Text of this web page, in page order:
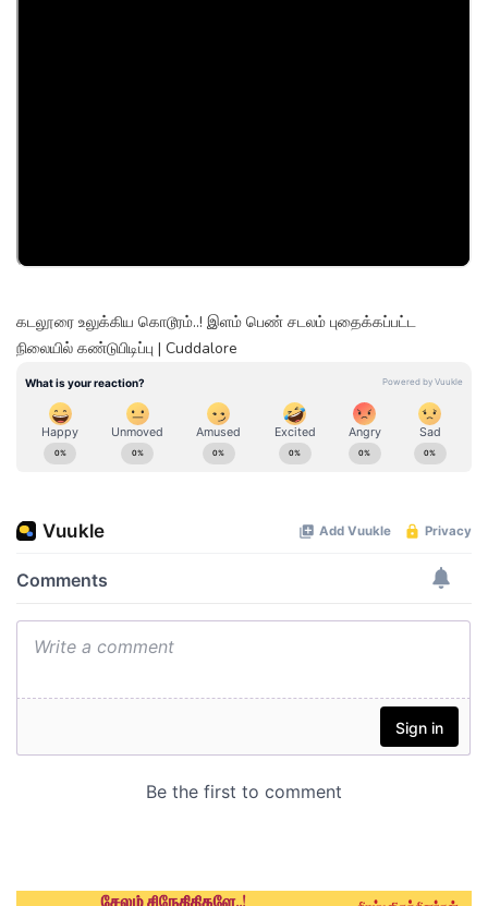
கடலூரை உலுக்கிய கொடூரம்..! இளம் பெண் சடலம் புதைக்கப்பட்ட
நிலையில் கண்டுபிடிப்பு | Cuddalore